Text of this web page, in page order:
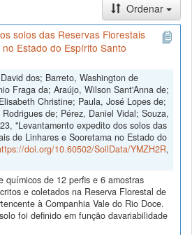
Ordenar
solos das Reservas Florestais
Estado do Espírito Santo
dos; Barreto, Washington de
Fraga da; Araújo, Wilson Sant'Anna de;
Christine; Paula, José Lopes de;
de; Pérez, Daniel Vidal; Souza,
"Levantamento expedito dos solos das
de Linhares e Sooretama no Estado do
doi.org/10.60502/SoilData/YMZH2R,
químicos de 12 perfis e 6 amostras
e coletados na Reserva Florestal de
à Companhia Vale do Rio Doce.
foi definido em função davariabilidade